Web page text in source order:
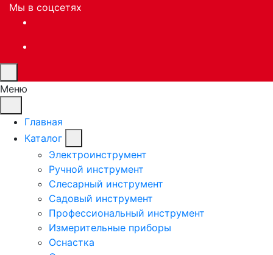
Мы в соцсетях
Меню
Главная
Каталог
Электроинструмент
Ручной инструмент
Слесарный инструмент
Садовый инструмент
Профессиональный инструмент
Измерительные приборы
Оснастка